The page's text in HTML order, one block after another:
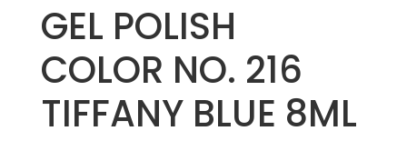
GEL POLISH
COLOR NO. 216
TIFFANY BLUE 8ML